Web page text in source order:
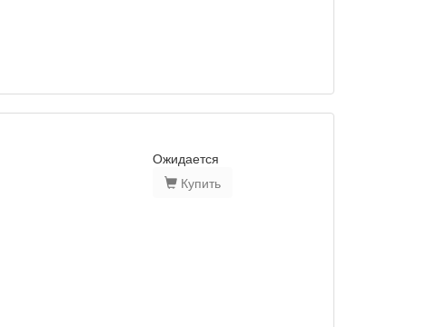
Ожидается
Купить